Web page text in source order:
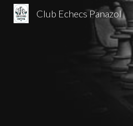
Club Echecs Panazol